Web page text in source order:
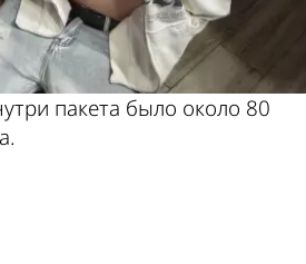
пакета было около 80